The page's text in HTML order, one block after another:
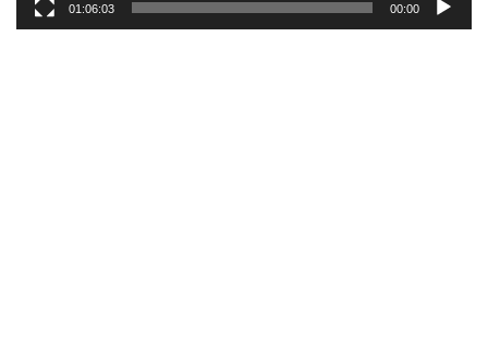
00:00
01:06:03